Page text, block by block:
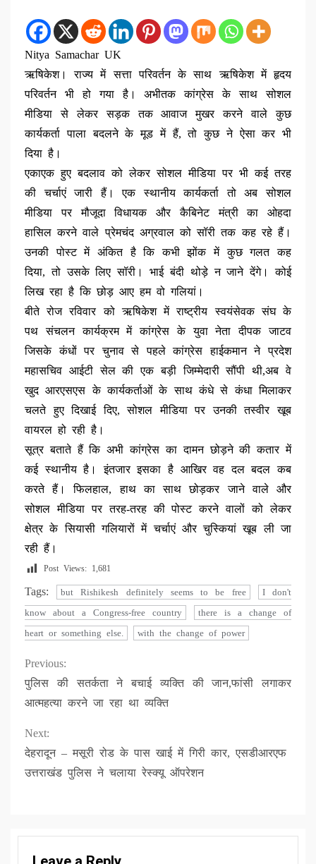
Nitya Samachar UK
ऋषिकेश। राज्य में सत्ता परिवर्तन के साथ ऋषिकेश में हृदय
परिवर्तन भी हो गया है। अभीतक कांग्रेस के साथ सोशल
मीडिया से लेकर सड़क तक आवाज मुखर करने वाले कुछ
कार्यकर्ता पाला बदलने के मूड में हैं, तो कुछ ने ऐसा कर भी
दिया है।
एकाएक हुए बदलाव को लेकर सोशल मीडिया पर भी कई तरह
की चर्चाएं जारी हैं। एक स्थानीय कार्यकर्ता तो अब सोशल
मीडिया पर मौजूदा विधायक और कैबिनेट मंत्री का ओहदा
हासिल करने वाले प्रेमचंद अग्रवाल को सॉरी तक कह रहे हैं।
उनकी पोस्ट में अंकित है कि कभी झोंक में कुछ गलत कह
दिया, तो उसके लिए सॉरी। भाई बंदी थोड़े न जाने देंगे। कोई
लिख रहा है कि छोड़ आए हम वो गलियां।
बीते रोज रविवार को ऋषिकेश में राष्ट्रीय स्वयंसेवक संघ के
पथ संचलन कार्यक्रम में कांग्रेस के युवा नेता दीपक जाटव
जिसके कंधों पर चुनाव से पहले कांग्रेस हाईकमान ने प्रदेश
महासचिव आईटी सेल की एक बड़ी जिम्मेदारी सौंपी थी,अब वे
खुद आरएसएस के कार्यकर्ताओं के साथ कंधे से कंधा मिलाकर
चलते हुए दिखाई दिए, सोशल मीडिया पर उनकी तस्वीर खूब
वायरल हो रही है।
सूत्र बताते हैं कि अभी कांग्रेस का दामन छोड़ने की कतार में
कई स्थानीय है। इंतजार इसका है आखिर वह दल बदल कब
करते हैं। फिलहाल, हाथ का साथ छोड़कर जाने वाले और
सोशल मीडिया पर तरह-तरह की पोस्ट करने वालों को लेकर
क्षेत्र के सियासी गलियारों में चर्चाएं और चुस्कियां खूब ली जा
रही हैं।
Post Views: 1,681
Tags: but Rishikesh definitely seems to be free
I don't
know about a Congress-free country
there is a change of
heart or something else.
with the change of power
Continue
Reading
Previous:
पुलिस की सतर्कता ने बचाई व्यक्ति की जान,फांसी लगाकर
आत्महत्या करने जा रहा था व्यक्ति
Next:
देहरादून – मसूरी रोड के पास खाई में गिरी कार, एसडीआरएफ
उत्तराखंड पुलिस ने चलाया रेस्क्यू ऑपरेशन